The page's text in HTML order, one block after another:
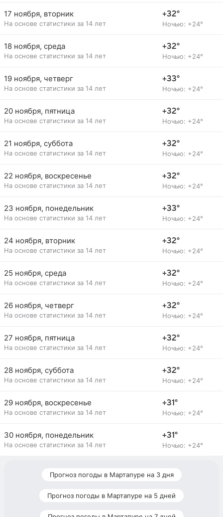
17 ноября, вторник
На основе статистики за 14 лет
+32°
Ночью: +24°
18 ноября, среда
На основе статистики за 14 лет
+32°
Ночью: +24°
19 ноября, четверг
На основе статистики за 14 лет
+33°
Ночью: +24°
20 ноября, пятница
На основе статистики за 14 лет
+32°
Ночью: +24°
21 ноября, суббота
На основе статистики за 14 лет
+32°
Ночью: +24°
22 ноября, воскресенье
На основе статистики за 14 лет
+32°
Ночью: +24°
23 ноября, понедельник
На основе статистики за 14 лет
+33°
Ночью: +24°
24 ноября, вторник
На основе статистики за 14 лет
+32°
Ночью: +24°
25 ноября, среда
На основе статистики за 14 лет
+32°
Ночью: +24°
26 ноября, четверг
На основе статистики за 14 лет
+32°
Ночью: +24°
27 ноября, пятница
На основе статистики за 14 лет
+32°
Ночью: +24°
28 ноября, суббота
На основе статистики за 14 лет
+32°
Ночью: +24°
29 ноября, воскресенье
На основе статистики за 14 лет
+31°
Ночью: +24°
30 ноября, понедельник
На основе статистики за 14 лет
+31°
Ночью: +24°
Прогноз погоды в Мартапуре на 3 дня
Прогноз погоды в Мартапуре на 5 дней